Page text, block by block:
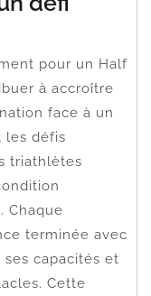
pour un Half
à accroître
face à un
les défis
triathlètes
Chaque
terminée avec
capacités et
Cette